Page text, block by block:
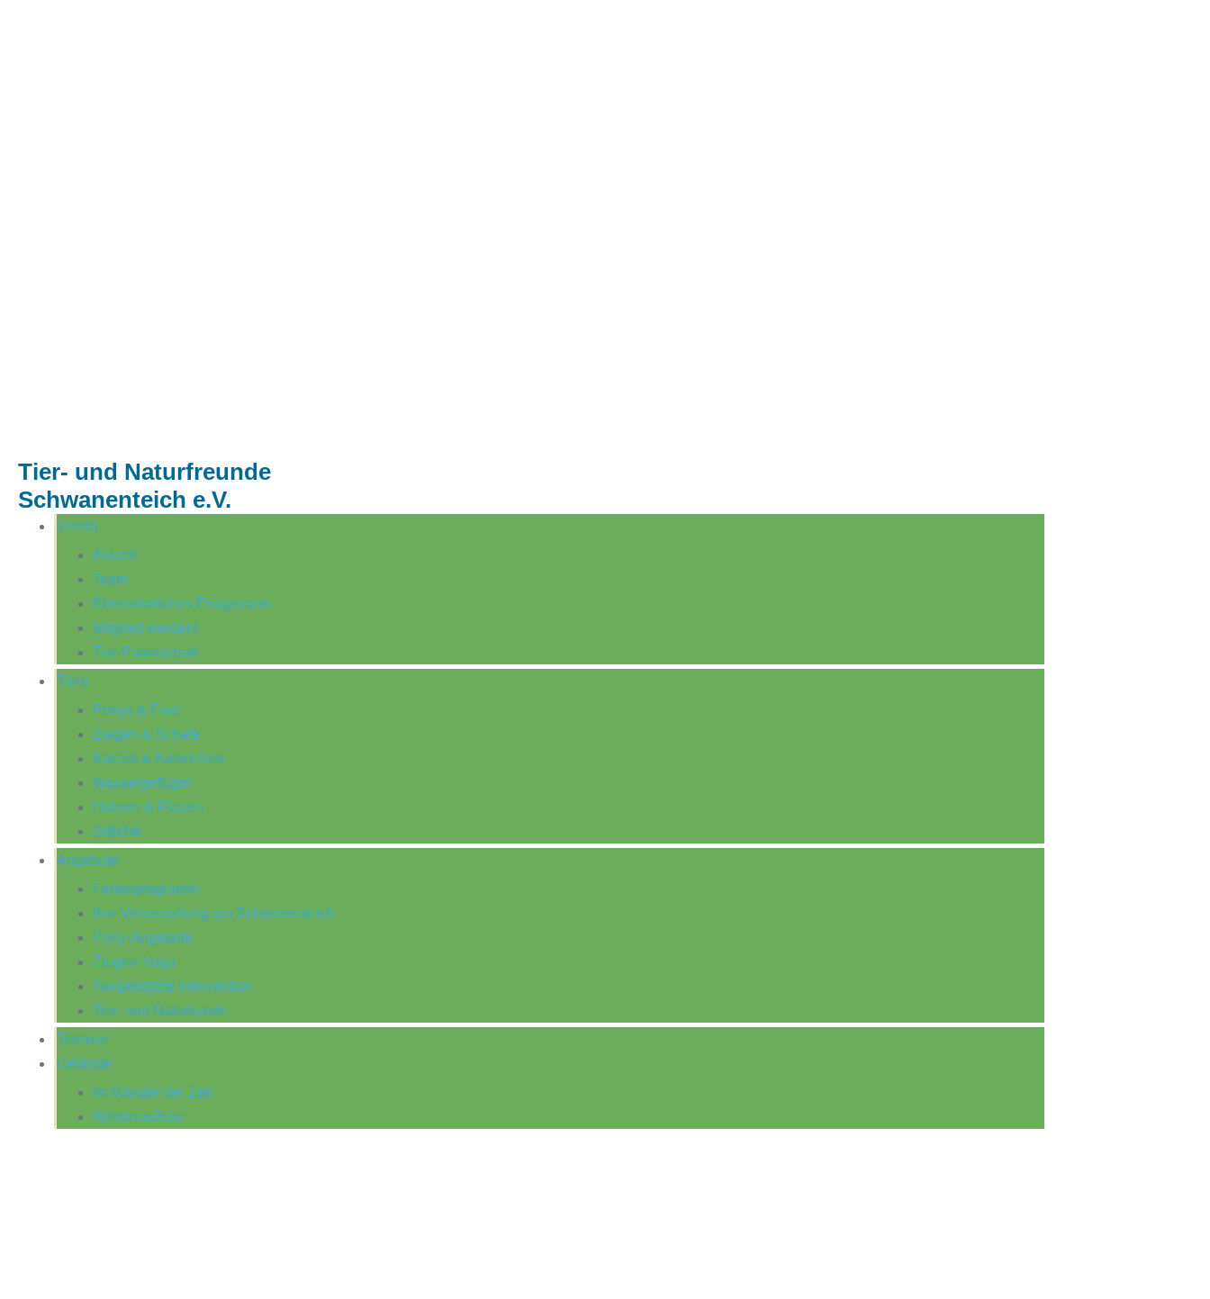
Tier- und Naturfreunde
Schwanenteich e.V.
Verein
Aktuell
Team
Ehrenamtliches Enagement
Mitglied werden!
Tier-Patenschaft
Tiere
Ponys & Esel
Ziegen & Schafe
Katzen & Kaninchen
Wassergeflügel
Hühner & Pfauen
Sittiche
Angebote
Ferienprogramm
Ihre Veranstaltung am Schwanenteich
Pony-Angebote
Ziegen-Yoga
Tiergestützte Intervention
Tier- und Naturkunde
Termine
Gelände
Im Wandel der Zeit
Wiederaufbau